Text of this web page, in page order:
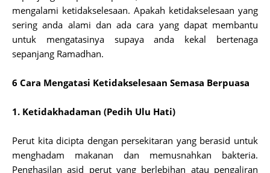
mengalami ketidakselesaan. Apakah ketidakselesaan yang
sering anda alami dan ada cara yang dapat membantu
untuk mengatasinya supaya anda kekal bertenaga
sepanjang Ramadhan.
6 Cara Mengatasi Ketidakselesaan Semasa Berpuasa
1. Ketidakhadaman (Pedih Ulu Hati)
Perut kita dicipta dengan persekitaran yang berasid untuk
menghadam makanan dan memusnahkan bakteria.
Penghasilan asid perut yang berlebihan atau pengaliran